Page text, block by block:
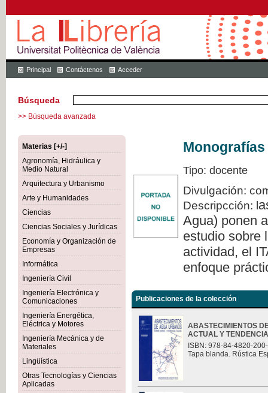
Principal Contáctenos Acceder
Búsqueda
>> Búsqueda avanzada
Materias [+/-]
Agronomía, Hidráulica y
Medio Natural
Arquitectura y Urbanismo
Arte y Humanidades
Ciencias
Ciencias Sociales y Jurídicas
Economía y Organización de
Empresas
Informática
Ingeniería Civil
Ingeniería Electrónica y
Comunicaciones
Ingeniería Energética,
Eléctrica y Motores
Ingeniería Mecánica y de
Materiales
Lingüística
Otras Tecnologías y Ciencias
Aplicadas
Tipo: docente
Divulgación:
Descripcción: l
Agua) ponen
estudio sobre
actividad, el
enfoque
Publicaciones de la colección
ABASTECIMIENTOS
ACTUAL Y
ISBN: 978-84-4820-
Tapa blanda. Rústica